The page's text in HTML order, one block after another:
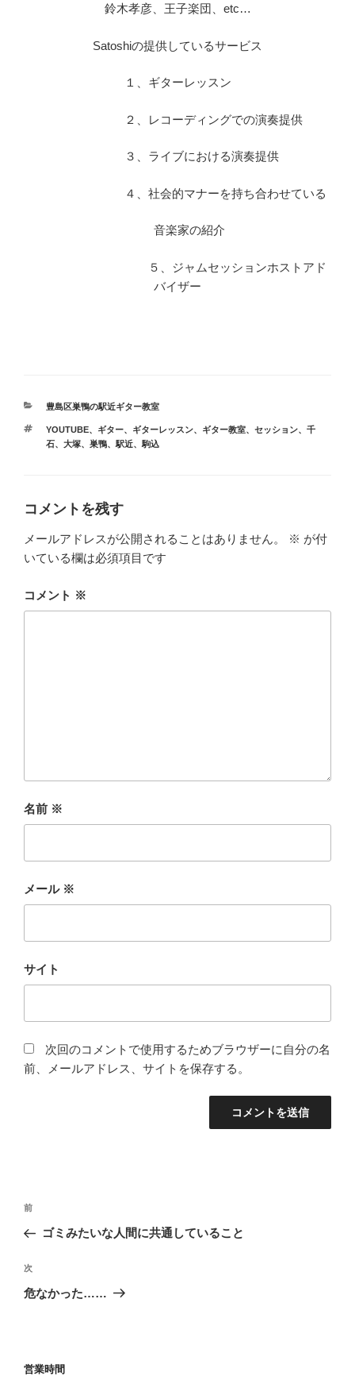
鈴木孝彦、王子楽団、etc…
Satoshiの提供しているサービス
１、ギターレッスン
２、レコーディングでの演奏提供
３、ライブにおける演奏提供
４、社会的マナーを持ち合わせている
音楽家の紹介
５、ジャムセッションホストアド
バイザー
カ
ゴ
リ
豊島区巣鴨の駅近ギター教室
タ
グ
YOUTUBE、 ギター、 ギターレッスン、 ギター教室、 セッション、 千
石、 大塚、 巣鴨、 駅近、 駒込
コメントを残す
メールアドレスが公開されることはありません。 ※ が付
いている欄は必須項目です
コメント ※
名前 ※
メール ※
サイト
次回のコメントで使用するためブラウザーに自分の名
前、メールアドレス、サイトを保存する。
投
ナ
ビ
ゲ
前
の
稿
前
ゴミみたいな人間に共通していること
次
の
次
危なかった……
営業時間